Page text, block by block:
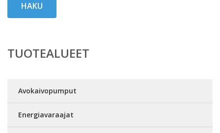
HAKU
TUOTEALUEET
Avokaivopumput
Energiavaraajat